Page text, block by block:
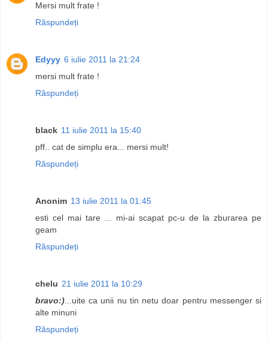
Mersi mult frate !
Răspundeți
Edyyy 6 iulie 2011 la 21:24
mersi mult frate !
Răspundeți
black 11 iulie 2011 la 15:40
pff.. cat de simplu era... mersi mult!
Răspundeți
Anonim 13 iulie 2011 la 01:45
esti cel mai tare ... mi-ai scapat pc-u de la zburarea pe
geam
Răspundeți
chelu 21 iulie 2011 la 10:29
bravo:)...uite ca unii nu tin netu doar pentru messenger si
alte minuni
Răspundeți